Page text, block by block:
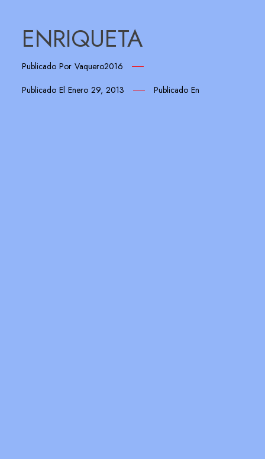
ENRIQUETA
Publicado PorVaquero2016
Publicado ElEnero 29, 2013 Publicado En